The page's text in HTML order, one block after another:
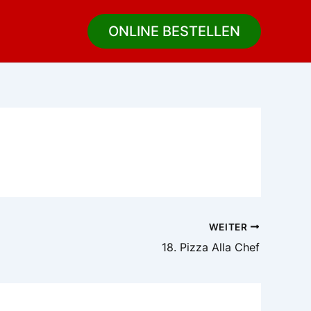
ONLINE BESTELLEN
WEITER
18. Pizza Alla Chef